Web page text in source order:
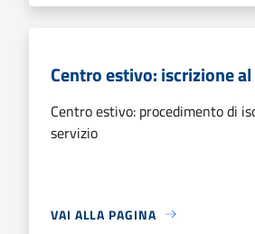
Centro estivo: iscrizione
Centro estivo: procedimento di
servizio
VAI ALLA PAGINA